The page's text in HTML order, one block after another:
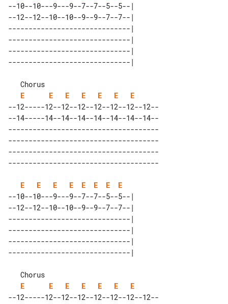
--10--10---9---9--7--7--5--5--|
--12--12--10--10--9--9--7--7--|
------------------------------|
------------------------------|
------------------------------|
E
E E E E E
E
--12-----12--12--12--12--12--12--12--
--14-----14--14--14--14--14--14--14--
-------------------------------------
-------------------------------------
-------------------------------------
E E E E E E E
E
--10--10---9---9--7--7--5--5--|
--12--12--10--10--9--9--7--7--|
------------------------------|
------------------------------|
------------------------------|
E
E E E E E
E
--12-----12--12--12--12--12--12--12--